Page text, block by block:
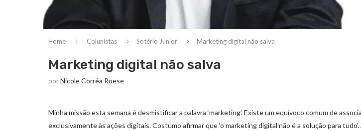
Home Colunistas Sotério Júnior Marketing digital não salva
Marketing digital não salva
porNicole Corrêa Roese
Minha missão esta semana é desmistificar a palavra ‘marketing’. Existe um equívoco comum de
exclusivamente às ações digitais. Costumo afirmar que ‘o marketing digital não é a solução para